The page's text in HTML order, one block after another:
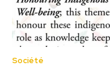
Société